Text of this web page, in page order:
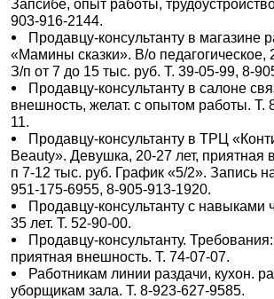
Запсибе, опыт работы,
903-916-2144.
Продавцу-консультанту в магазине
«Мамины сказки». В/о педагогическое,
З/п от 7 до 15 тыс. руб. Т. 39-05-99, 8-
Продавцу-консультанту в салоне
внешность, желат. с опытом работы. Т.
11.
Продавцу-консультанту в ТРЦ
Beauty». Девушка, 20-27 лет, приятная
п 7-12 тыс. руб. График «5/2». Запись
951-175-6955, 8-905-913-1920.
Продавцу-консультанту с навыками
35 лет. Т. 52-90-00.
Продавцу-консультанту.
приятная внешность. Т. 74-07-07.
Работникам линии раздачи, кухон.
уборщикам зала. Т. 8-923-627-9585.